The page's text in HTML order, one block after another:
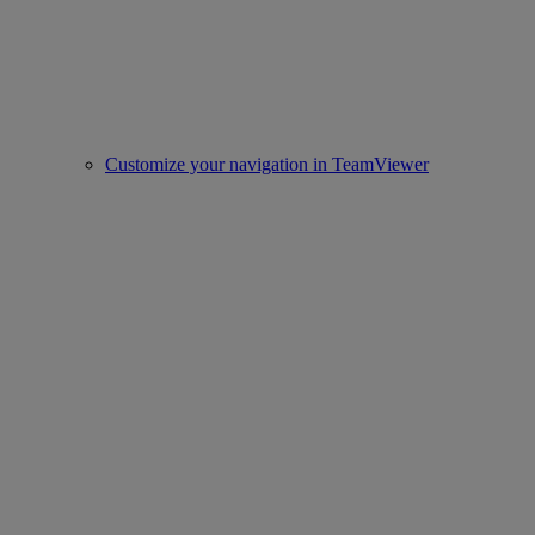
Customize your navigation in TeamViewer